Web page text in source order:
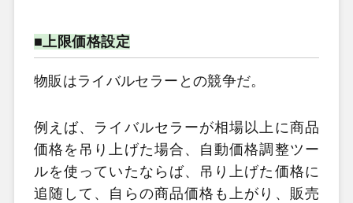
■上限価格設定
物販はライバルセラーとの競争だ。
例えば、ライバルセラーが相場以上に商品
価格を吊り上げた場合、自動価格調整ツー
ルを使っていたならば、吊り上げた価格に
追随して、自らの商品価格も上がり、販売